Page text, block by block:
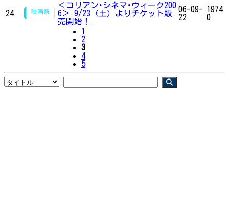
24
＜コリアン･シネマ･ウィーク200
6＞ 9/23（土）よりチケット販
売開始！
06-09-
22
1974
0
1
2
3
4
5